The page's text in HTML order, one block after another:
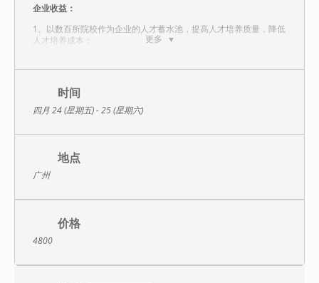
更多
企业收益：
1、以数百所院校作为企业的人才蓄水池，提高人才培养质量，降低
人才培养成本；
发展；
3、成为行业人才标准的制订者，实现“四链融合”，打造企业创新驱
动发展的典范。
2、系统掌握产教融合型企业打造的关键环节与实现路径；
时间
四月 24 (星期五) - 25 (星期六)
地点
广州
价格
4800